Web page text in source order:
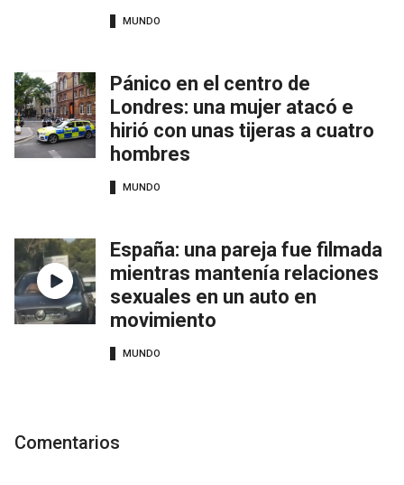
MUNDO
Pánico en el centro de
Londres: una mujer atacó e
hirió con unas tijeras a cuatro
hombres
MUNDO
España: una pareja fue filmada
mientras mantenía relaciones
sexuales en un auto en
movimiento
MUNDO
Comentarios